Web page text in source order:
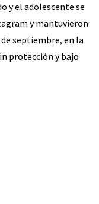
y el adolescente se
y mantuvieron
septiembre, en la
protección y bajo